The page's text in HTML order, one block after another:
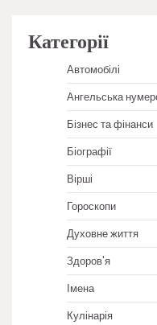
Категорії
Автомобілі
Ангельська
Бізнес та фінанси
Біографії
Вірші
Гороскопи
Духовне життя
Здоров'я
Імена
Кулінарія